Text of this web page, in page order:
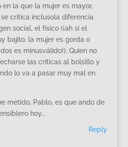
en la que la mujer es mayor,
critica inclusola diferencia
social, el físico (¡ah si el
bajito, la mujer es gorda o
es minusválido!). Quien no
las críticas al bolsillo y
lo va a pasar muy mal en
metido, Pablo, es que ando de
hoy…
Reply